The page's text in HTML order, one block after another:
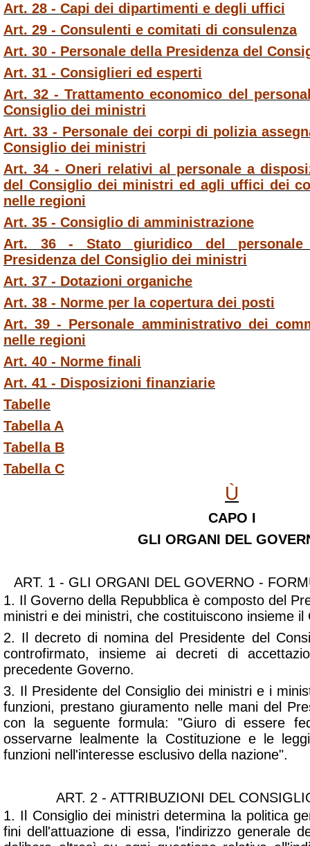
Art. 28 - Capi dei dipartimenti e degli uffici
Art. 29 - Consulenti e comitati di consulenza
Art. 30 - Personale della Presidenza del
Art. 31 - Consiglieri ed esperti
Art. 32 - Trattamento economico del
Consiglio dei ministri
Art. 33 - Personale dei corpi di polizia
Consiglio dei ministri
Art. 34 - Oneri relativi al personale a
del Consiglio dei ministri ed agli uffici dei
nelle regioni
Art. 35 - Consiglio di amministrazione
Art. 36 - Stato giuridico del personale
Presidenza del Consiglio dei ministri
Art. 37 - Dotazioni organiche
Art. 38 - Norme per la copertura dei posti
Art. 39 - Personale amministrativo dei
nelle regioni
Art. 40 - Norme finali
Art. 41 - Disposizioni finanziarie
Tabelle
Tabella A
Tabella B
Tabella C
Ù
CAPO I
GLI ORGANI DEL
ART. 1 - GLI ORGANI DEL GOVERNO -
1. Il Governo della Repubblica è composto del
ministri e dei ministri, che costituiscono insieme il
2. Il decreto di nomina del Presidente del
controfirmato, insieme ai decreti di
precedente Governo.
3. Il Presidente del Consiglio dei ministri e i
funzioni, prestano giuramento nelle mani del
con la seguente formula: "Giuro di essere
osservarne lealmente la Costituzione e le
funzioni nell'interesse esclusivo della nazione".
ART. 2 - ATTRIBUZIONI DEL
1. Il Consiglio dei ministri determina la politica
fini dell'attuazione di essa, l'indirizzo generale